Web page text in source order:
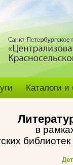
Каталоги
в